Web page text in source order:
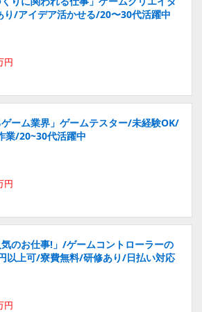
/アイデア活かせる/20〜30代活躍中
円
ゲーム業界」ゲームテスター/未経験OK/
業/20~30代活躍中
円
気のお仕事!」/ゲームコントローラーの
以上可/寮費無料/研修あり/日払い対応
円